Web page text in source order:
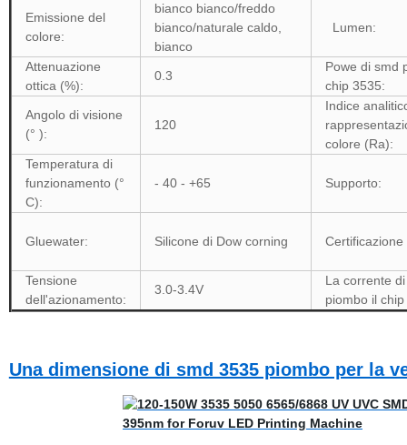
Emissione del
colore:
bianco bianco/freddo
bianco/naturale caldo,
bianco
Lumen:
Attenuazione
ottica (%):
0.3
Powe di smd
chip 3535:
Angolo di visione
(° ):
120
Indice
colore (Ra):
Temperatura di
funzionamento (°
C):
- 40 - +65 Supporto:
Gluewater: Silicone di Dow corning Certificazione
Tensione
dell'azionamento:
3.0-3.4V
La corrente
piombo il
Una dimensione di smd 3535 piombo per la